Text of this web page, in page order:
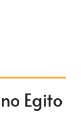
Egito